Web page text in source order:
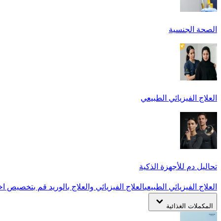
الصحة الجنسية
العلاج الفيزيائي الطبيعي
تحاليل دم للأجهزة الذكية
العلاج الفيزيائي الطبيعيالعلاج الفيزيائي والعلاج بالوريد قم بتخصيص
المكملات الغذائية